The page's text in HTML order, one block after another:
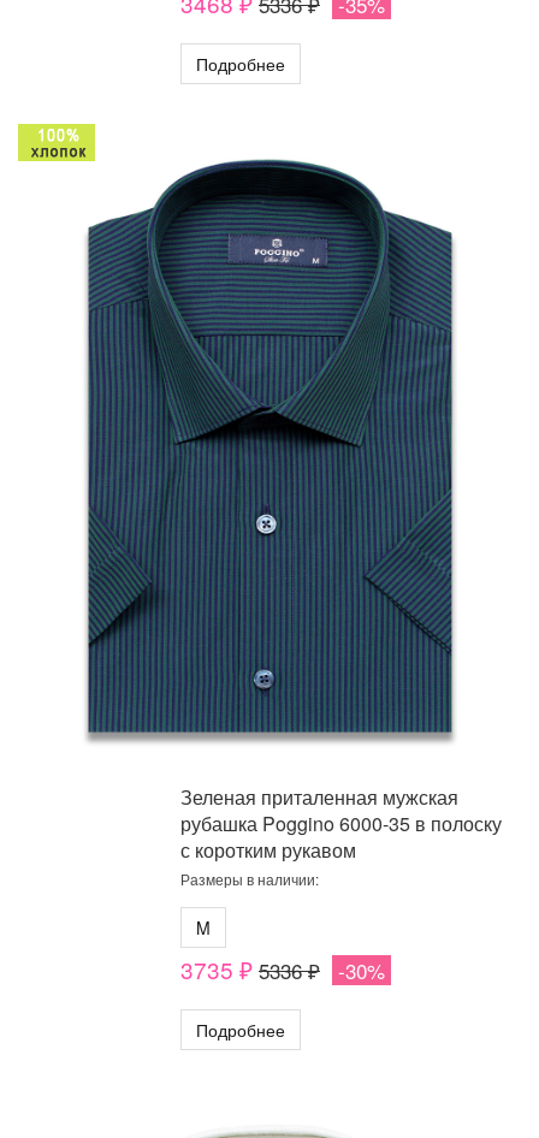
Подробнее
Зеленая приталенная мужская
рубашка Poggino 6000-35 в полоску
с коротким рукавом
Размеры в наличии:
M
3735 ₽ 5336 ₽ -30%
Подробнее